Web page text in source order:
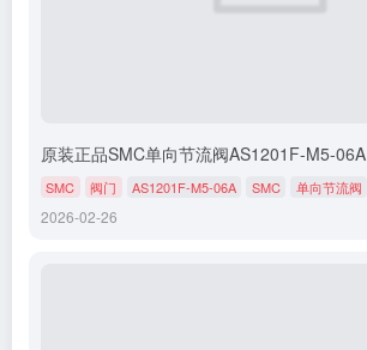
原装正品SMC单向节流阀AS1201F-M5-06A
SMC 阀门 AS1201F-M5-06A SMC 单向节流阀
2026-02-26